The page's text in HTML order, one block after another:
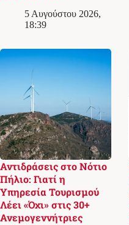
5 Αυγούστου 2026,
18:39
Αντιδράσεις στο Νότιο
Πήλιο: Γιατί η
Υπηρεσία Τουρισμού
Λέει «Όχι» στις 30+
Ανεμογεννήτριες